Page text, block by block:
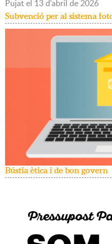
Pujatel 13d'abril de 2026
Subvenció per al sistema
Bústia ètica i de bon govern